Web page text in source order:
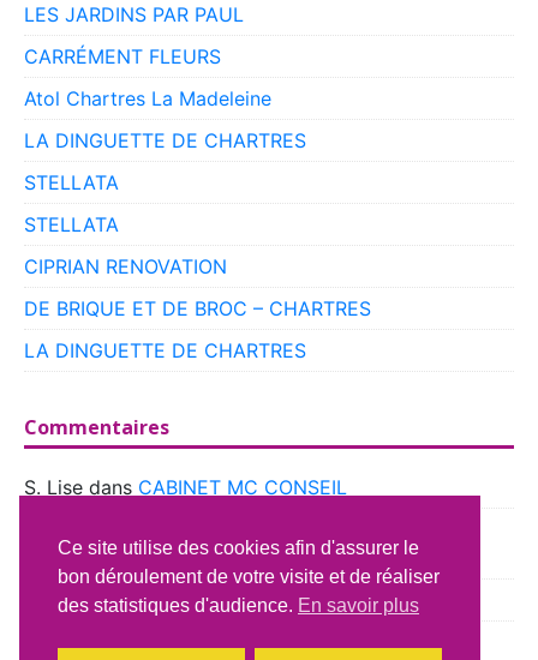
LES JARDINS PAR PAUL
CARRÉMENT FLEURS
Atol Chartres La Madeleine
LA DINGUETTE DE CHARTRES
STELLATA
STELLATA
CIPRIAN RENOVATION
DE BRIQUE ET DE BROC – CHARTRES
LA DINGUETTE DE CHARTRES
Commentaires
S. Lise dans CABINET MC CONSEIL
BEAUCE
Richard LaverydansATELIER DU CAMPING CAR
Ce site utilise des cookies afin d'assurer le
bon déroulement de votre visite et de réaliser
des statistiques d'audience. En savoir plus